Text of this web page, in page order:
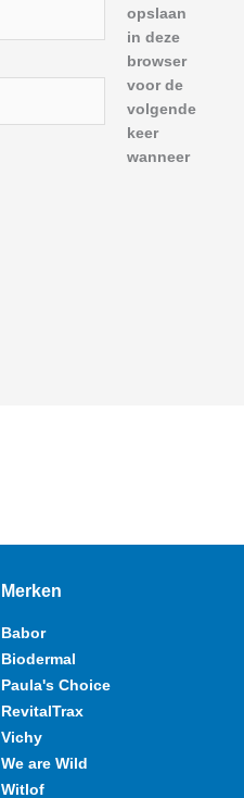
opslaan
in deze
browser
voor de
volgende
keer
wanneer
Merken
Babor
Biodermal
Paula's Choice
RevitalTrax
Vichy
We are Wild
Witlof